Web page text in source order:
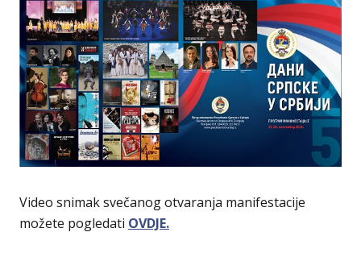
Video snimak svečanog otvaranja manifestacije
možete pogledati OVDJE.